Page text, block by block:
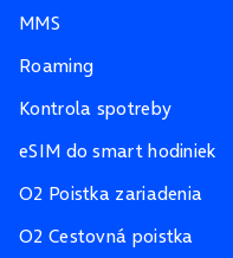
MMS
Roaming
Kontrola spotreby
eSIM do smart hodiniek
O2 Poistka zariadenia
O2 Cestovná poistka